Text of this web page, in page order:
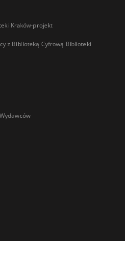
Kraków-projekt
z Biblioteką Cyfrową Biblioteki